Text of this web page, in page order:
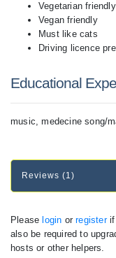
Vegetarian friendly
Vegan friendly
Must like cats
Driving licence
Educational
music, medecine song/
Reviews (1)
Please login orregisterif
also be required to
hosts or other helpers.